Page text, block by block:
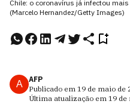
Chile: o coronavírus já infectou
(Marcelo Hernandez/Getty Images)
A
AFP
Publicado em 19 de maio de
Última atualização em 19 de